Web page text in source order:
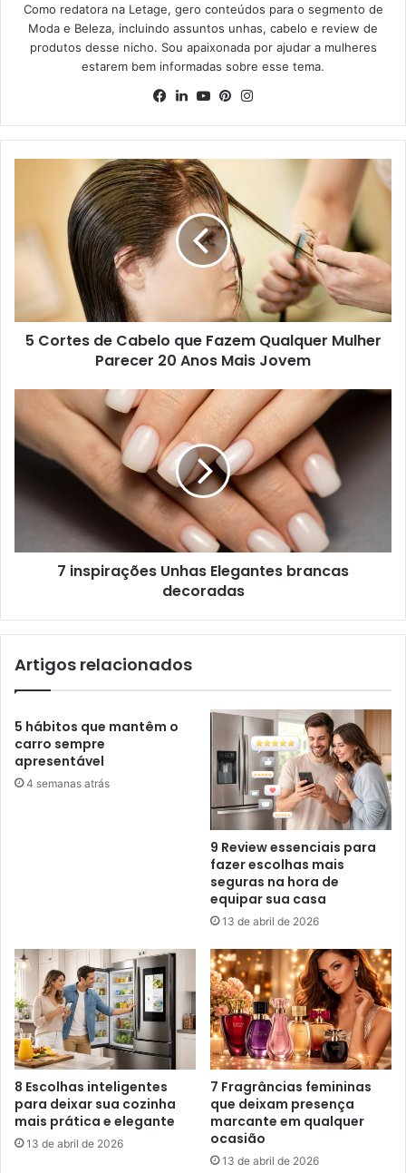
Como redatora na Letage, gero conteúdos para o segmento de
Moda e Beleza, incluindo assuntos unhas, cabelo e review de
produtos desse nicho. Sou apaixonada por ajudar a mulheres
estarem bem informadas sobre esse tema.
Facebook
Linkedin
YouTubePinterest
5 Cortes de Cabelo que Fazem Qualquer Mulher
Parecer 20 Anos Mais Jovem
7 inspirações Unhas Elegantes brancas
decoradas
Artigos relacionados
5 hábitos que mantêm o
carro sempre
apresentável
4 semanas atrás
9 Review essenciais para
fazer escolhas mais
seguras na hora de
equipar sua casa
13 de abril de 2026
8 Escolhas inteligentes
para deixar sua cozinha
mais prática e elegante
13 de abril de 2026
7 Fragrâncias femininas
que deixam presença
marcante em qualquer
ocasião
13 de abril de 2026